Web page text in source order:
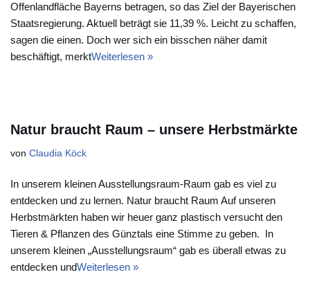
Offenlandfläche Bayerns betragen, so das Ziel der Bayerischen
Staatsregierung. Aktuell beträgt sie 11,39 %. Leicht zu schaffen,
sagen die einen. Doch wer sich ein bisschen näher damit
beschäftigt, merktWeiterlesen »
Natur braucht Raum – unsere Herbstmärkte
von Claudia Köck
In unserem kleinen Ausstellungsraum-Raum gab es viel zu
entdecken und zu lernen. Natur braucht Raum Auf unseren
Herbstmärkten haben wir heuer ganz plastisch versucht den
Tieren & Pflanzen des Günztals eine Stimme zu geben. In
unserem kleinen „Ausstellungsraum“ gab es überall etwas zu
entdecken undWeiterlesen »